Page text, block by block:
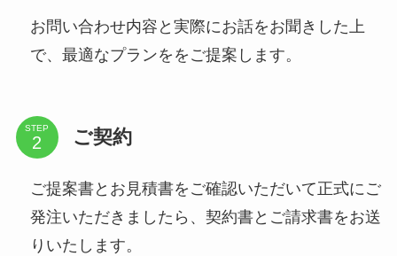
お問い合わせ内容と実際にお話をお聞きした上
で、最適なプランををご提案します。
STEP ご契約
ご提案書とお見積書をご確認いただいて正式にご
発注いただきましたら、契約書とご請求書をお送
りいたします。